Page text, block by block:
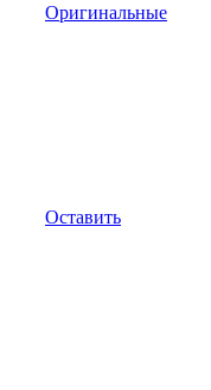
Оригинальные
Оставить